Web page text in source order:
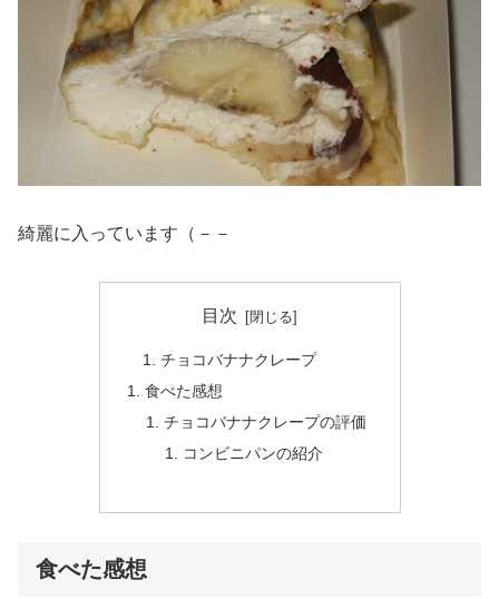
綺麗に入っています（－－
目次
チョコバナナクレープ
食べた感想
チョコバナナクレープ​の評価
コンビニパンの紹介
食べた感想